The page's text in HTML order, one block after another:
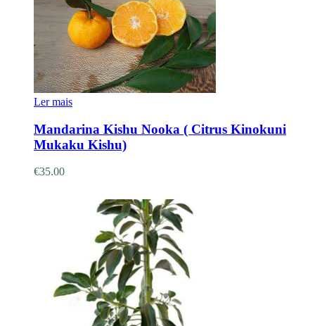
Ler mais
Mandarina Kishu Nooka ( Citrus Kinokuni
Mukaku Kishu)
€35.00